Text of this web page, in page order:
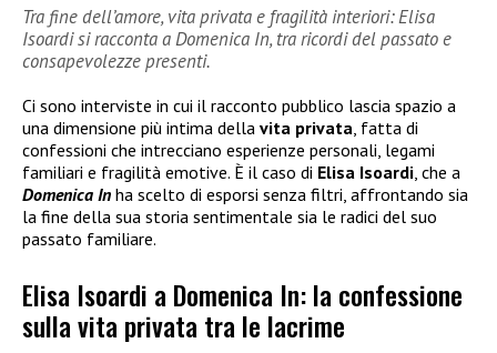
Tra fine dell’amore, vita privata e fragilità interiori: Elisa
Isoardi si racconta a Domenica In, tra ricordi del passato e
consapevolezze presenti.
Ci sono interviste in cui il racconto pubblico lascia spazio a
una dimensione più intima della vita privata , fatta di
confessioni che intrecciano esperienze personali, legami
familiari e fragilità emotive. È il caso di Elisa Isoardi , che a
Domenica In ha scelto di esporsi senza filtri, affrontando sia
la fine della sua storia sentimentale sia le radici del suo
passato familiare.
Elisa Isoardi a Domenica In: la confessione
sulla vita privata tra le lacrime